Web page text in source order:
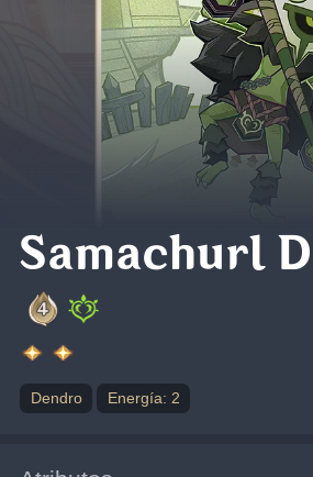
Samachurl
Dendro Energía: 2